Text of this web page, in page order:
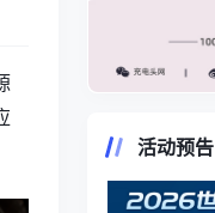
活动预告